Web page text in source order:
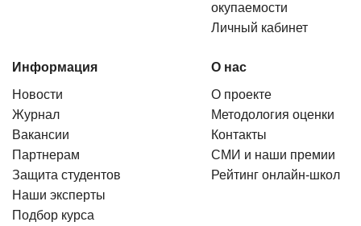
окупаемости
Личный кабинет
Информация
Новости
Журнал
Вакансии
Партнерам
Защита студентов
Наши эксперты
Подбор курса
О нас
О проекте
Методология оценки
Контакты
СМИ и наши премии
Рейтинг онлайн-школ